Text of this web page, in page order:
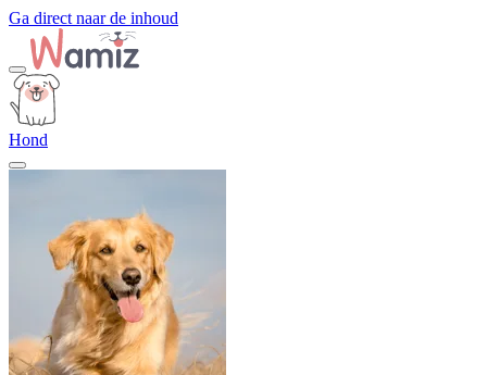
Ga direct naar de inhoud
Hond